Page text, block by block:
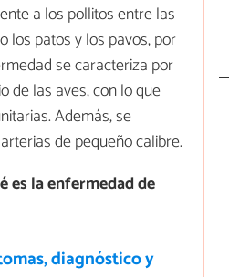
a los pollitos entre las
los patos y los pavos, por
se caracteriza por
de las aves, con lo que
Además, se
de pequeño calibre.
es la enfermedad de
diagnóstico y